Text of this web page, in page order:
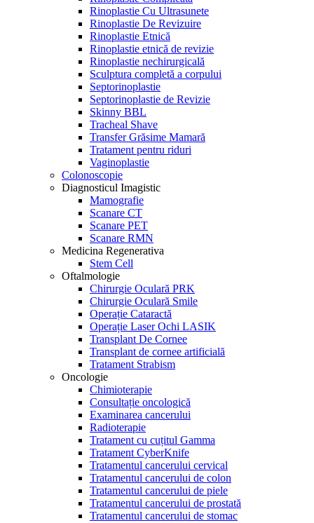
Rinoplastie Cu Ultrasunete
Rinoplastie De Revizuire
Rinoplastie Etnică
Rinoplastie etnică de revizie
Rinoplastie nechirurgicală
Sculptura completă a corpului
Septorinoplastie
Septorinoplastie de Revizie
Skinny BBL
Tracheal Shave
Transfer Grăsime Mamară
Tratament pentru riduri
Vaginoplastie
Colonoscopie
Diagnosticul Imagistic
Mamografie
Scanare CT
Scanare PET
Scanare RMN
Medicina Regenerativa
Stem Cell
Oftalmologie
Chirurgie Oculară PRK
Chirurgie Oculară Smile
Operație Cataractă
Operație Laser Ochi LASIK
Transplant De Cornee
Transplant de cornee artificială
Tratament Strabism
Oncologie
Chimioterapie
Consultație oncologică
Examinarea cancerului
Radioterapie
Tratament cu cuțitul Gamma
Tratament CyberKnife
Tratamentul cancerului cervical
Tratamentul cancerului de colon
Tratamentul cancerului de piele
Tratamentul cancerului de prostată
Tratamentul cancerului de stomac